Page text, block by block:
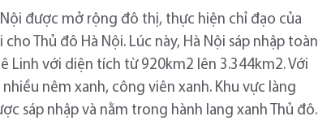
được mở rộng đô thị, thực hiện chỉ đạo của
Thủ đô Hà Nội. Lúc này, Hà Nội sáp nhập toàn
Linh với diện tích từ 920km2 lên 3.344km2. Với
nêm xanh, công viên xanh. Khu vực làng
sáp nhập và nằm trong hành lang xanh Thủ đô.